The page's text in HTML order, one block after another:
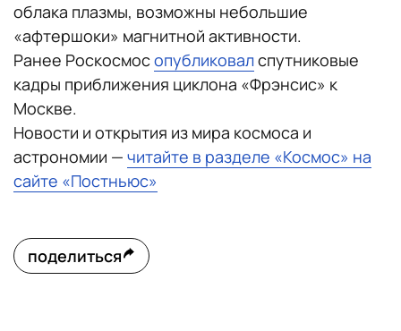
облака плазмы, возможны небольшие
«афтершоки» магнитной активности.
Ранее Роскосмосопубликовалспутниковые
кадры приближения циклона «Фрэнсис» к
Москве.
Новости и открытия из мира космоса и
астрономии — читайте в разделе «Космос» на
сайте «Постньюс»
поделиться